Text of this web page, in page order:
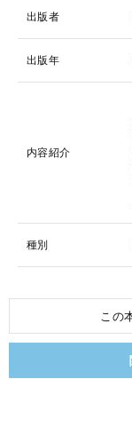
出版者
出版年
内容紹介
種別
この